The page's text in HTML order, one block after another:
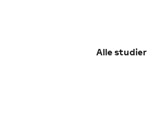
Alle studier